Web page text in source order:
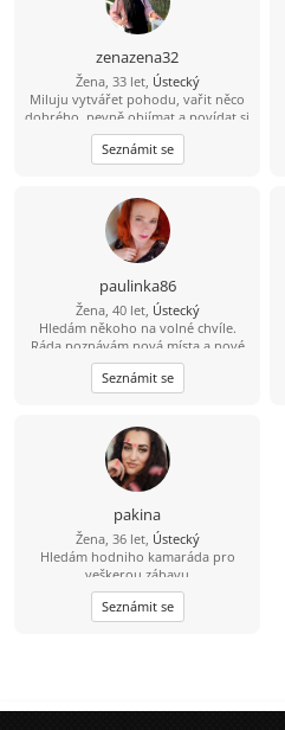
zenazena32
Žena, 33 let, Ústecký
Miluju vytvářet pohodu, vařit něco
dobrého, pevně objímat a povídat si
o všem možném až do rána. Sním o
tom, že se setkám s mužem, se
kterým bude klidně, upřímně a
protože já nemohu napsat sama,
protože nemám VIP. tmavabrunetka
seznam.cz
Seznámit se
paulinka86
Žena, 40 let, Ústecký
Hledám někoho na volné chvíle.
Ráda poznávám nová místa a nové
lidi.
Seznámit se
pakina
Žena, 36 let, Ústecký
Hledám hodniho kamaráda pro
veškerou zábavu
Seznámit se